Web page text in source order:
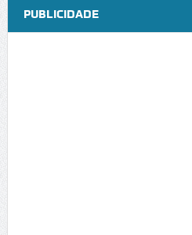
PUBLICIDADE